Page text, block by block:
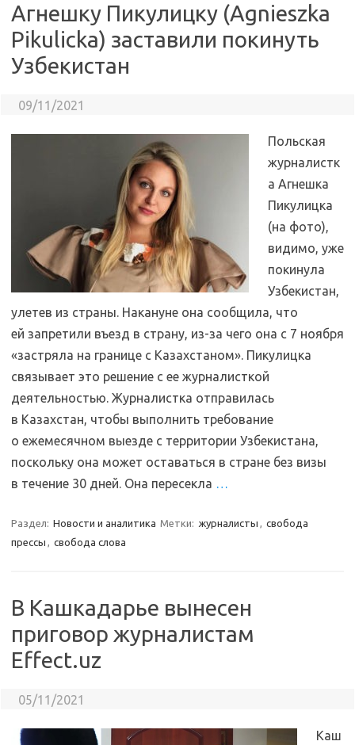
Агнешку Пикулицку (Agnieszka
Pikulicka) заставили покинуть
Узбекистан
09/11/2021
Польская
журналистк
а Агнешка
Пикулицка
(на фото),
видимо, уже
покинула
Узбекистан,
улетев из страны. Накануне она сообщила, что
ей запретили въезд в страну, из-за чего она с 7 ноября
«застряла на границе с Казахстаном». Пикулицка
связывает это решение с ее журналисткой
деятельностью. Журналистка отправилась
в Казахстан, чтобы выполнить требование
о ежемесячном выезде с территории Узбекистана,
поскольку она может оставаться в стране без визы
в течение 30 дней. Она пересекла …
Раздел: Новости и аналитика Метки: журналисты , свобода
прессы , свобода слова
В Кашкадарье вынесен
приговор журналистам
Effect.uz
05/11/2021
Каш